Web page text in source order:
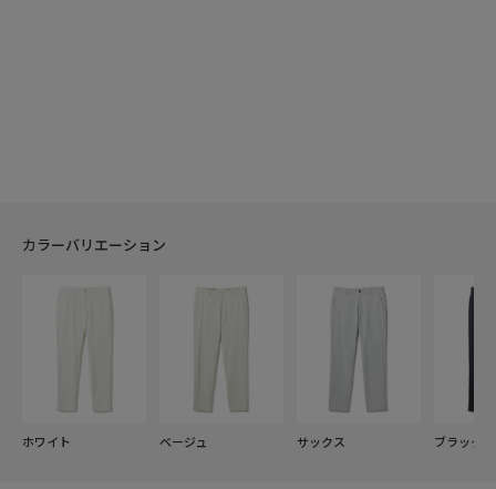
カラーバリエーション
ホワイト ベージュ サックス ブラック